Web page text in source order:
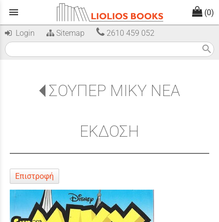
menu (0)
Login Sitemap 2610 459 052
search
ΣΟΥΠΕΡ ΜΙΚΥ ΝΕΑ
ΕΚΔΟΣΗ
Επιστροφή